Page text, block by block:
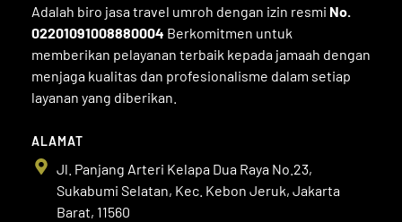
Adalah biro jasa travel umroh dengan izin resmi No.
02201091008880004 Berkomitmen untuk
memberikan pelayanan terbaik kepada jamaah dengan
menjaga kualitas dan profesionalisme dalam setiap
layanan yang diberikan.
ALAMAT
Jl. Panjang Arteri Kelapa Dua Raya No.23,
Sukabumi Selatan, Kec. Kebon Jeruk, Jakarta
Barat, 11560